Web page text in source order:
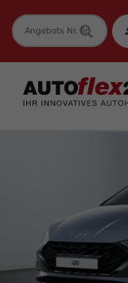
Fahrzeugnummer
Autoflex24
GmbH
Jahreswagen
Gebrauchtwagen
zu